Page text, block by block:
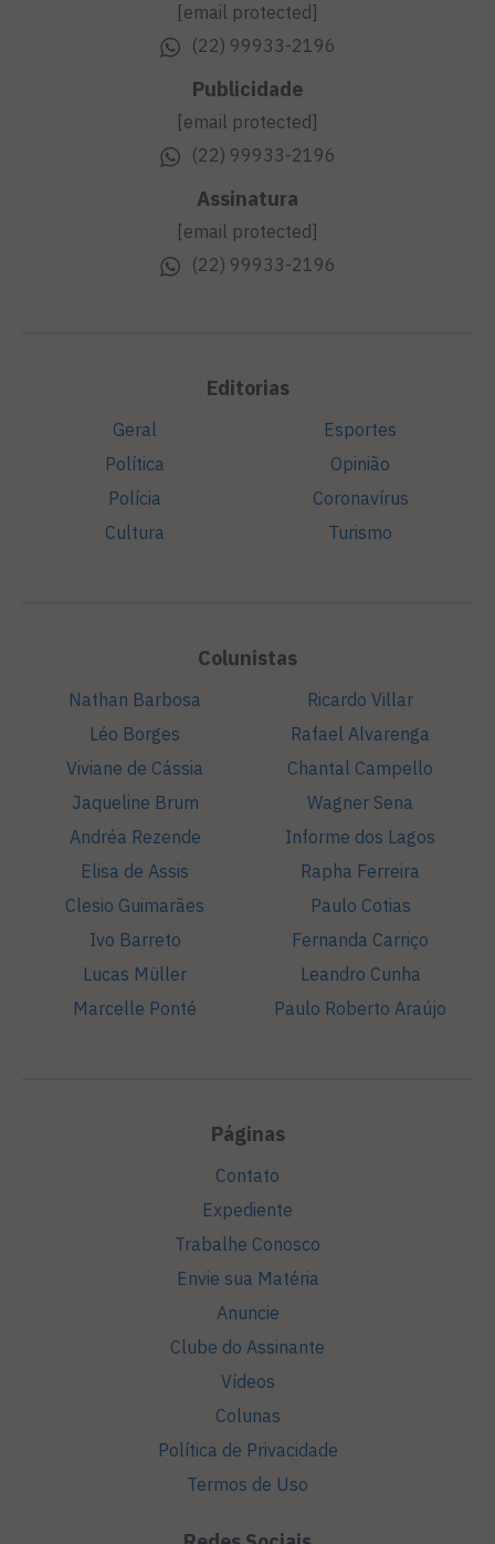
[email protected]
(22) 99933-2196
Publicidade
[email protected]
(22) 99933-2196
Assinatura
[email protected]
(22) 99933-2196
Editorias
Geral
Política
Polícia
Cultura
Esportes
Opinião
Coronavírus
Turismo
Colunistas
Nathan Barbosa
Léo Borges
Viviane de Cássia
Jaqueline Brum
Andréa Rezende
Elisa de Assis
Clesio Guimarães
Ivo Barreto
Lucas Müller
Marcelle Ponté
Ricardo Villar
Rafael Alvarenga
Chantal Campello
Wagner Sena
Informe dos Lagos
Rapha Ferreira
Paulo Cotias
Fernanda Carriço
Leandro Cunha
Paulo Roberto Araújo
Páginas
Contato
Expediente
Trabalhe Conosco
Envie sua Matéria
Anuncie
Clube do Assinante
Vídeos
Colunas
Política de Privacidade
Termos de Uso